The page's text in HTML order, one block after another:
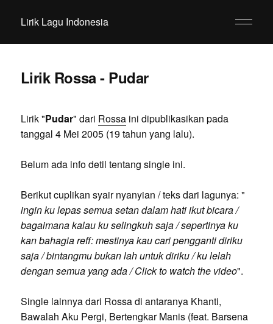
Lirik Lagu Indonesia
Lirik Rossa - Pudar
Lirik "Pudar" dari Rossaini dipublikasikan pada
tanggal 4 Mei 2005 (19 tahun yang lalu).
Belum ada info detil tentang single ini.
Berikut cuplikan syair nyanyian / teks dari lagunya: "
ingin ku lepas semua setan dalam hati ikut bicara /
bagaimana kalau ku selingkuh saja / sepertinya ku
kan bahagia reff: mestinya kau cari pengganti diriku
saja / bintangmu bukan lah untuk diriku / ku lelah
dengan semua yang ada / Click to watch the video".
Single lainnya dari Rossa di antaranya Khanti,
Bawalah Aku Pergi, Bertengkar Manis (feat. Barsena